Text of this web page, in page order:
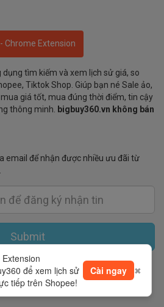
Extension
để xem lịch sử
tiếp trên Shopee!
Cài ngay ✖
Chrome Extension
tìm kiếm và xem lịch sử giá, so
Tiktok Shop. Giúp bạn né Sale ảo,
giá tốt, mua đúng thời điểm, tin cậy
thông minh. bigbuy360.vn không bán
email để nhận được nhiều ưu đãi từ
Submit
2019 - 2026